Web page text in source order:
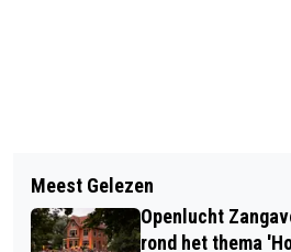
AFSCHEIDSRECEPTIE
WETHOUDER HERRIËT
NIEUWE AFLEVERING
BURGEMEESTER'
Meest Gelezen
Openlucht
rond het thema